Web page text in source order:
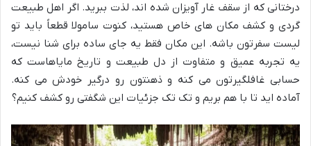
درختانی که از سقف غار آویزان شده اند، لذت ببرید. اگر اهل طبیعت
گردی و کشف مکان های خاص هستید، کنوت سامولا قطعاً باید تو
لیست سفرتون باشه. این مکان فقط یه جای ساده برای شنا نیست،
یه تجربه عمیق و متفاوت از دل طبیعت و تاریخ مایاهاست که
حسابی غافلگیرتون می کنه و ذهنتون رو درگیر خودش می کنه.
آماده اید تا با هم بریم و تک تک جزئیات این شگفتی رو کشف کنیم؟